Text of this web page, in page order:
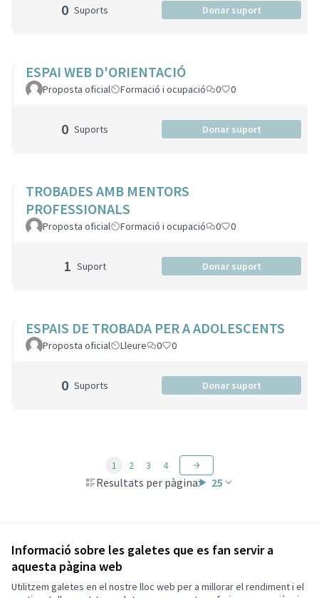
Informació sobre les galetes que es fan servir a
aquesta pàgina web
Utilitzem galetes en el nostre lloc web per a millorar el rendiment i el
0 Suports Donar suport
ESPAI WEB D'ORIENTACIÓ
Proposta oficial Formació i ocupació 0 0
0 Suports Donar suport
TROBADES AMB MENTORS
PROFESSIONALS
Proposta oficial Formació i ocupació 0 0
1 Suport Donar suport
ESPAIS DE TROBADA PER A ADOLESCENTS
Proposta oficial Lleure 0 0
0 Suports Donar suport
Resultats per pàgina: 25
1 2 3 4
Veure totes les propostes retirades
Termes i condicions d'ús